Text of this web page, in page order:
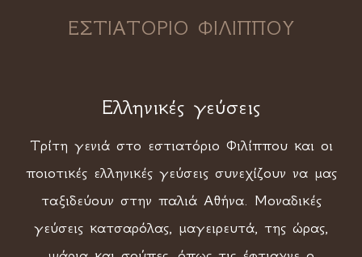
ΕΣΤΙΑΤΟΡΙΟ ΦΙΛΙΠΠΟΥ
Ελληνικές γεύσεις
Τρίτη γενιά στο εστιατόριο Φιλίππου και οι
ποιοτικές ελληνικές γεύσεις συνεχίζουν να μας
ταξιδεύουν στην παλιά Αθήνα. Μοναδικές
γεύσεις κατσαρόλας, μαγειρευτά, της ώρας,